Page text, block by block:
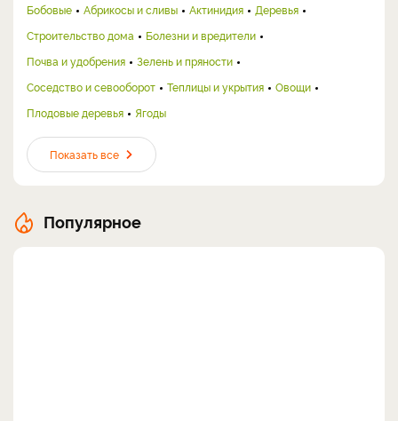
Бобовые
Абрикосы и сливы Актинидия
Деревья
Строительство дома
Болезни и вредители
Почва и удобрения
Зелень и пряности
Соседство и севооборот
Теплицы и укрытия
Овощи
Плодовые деревья
Ягоды
Показать все
Популярное